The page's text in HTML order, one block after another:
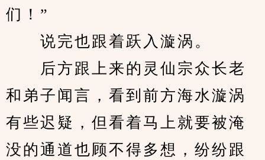
们！”
说完也跟着跃入漩涡。
后方跟上来的灵仙宗众长老
和弟子闻言，看到前方海水漩涡
有些迟疑，但看着马上就要被淹
没的通道也顾不得多想，纷纷跟